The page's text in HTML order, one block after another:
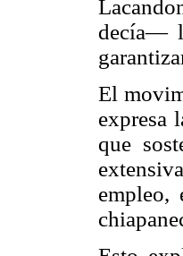
decía—
El
expresa
que
empleo,